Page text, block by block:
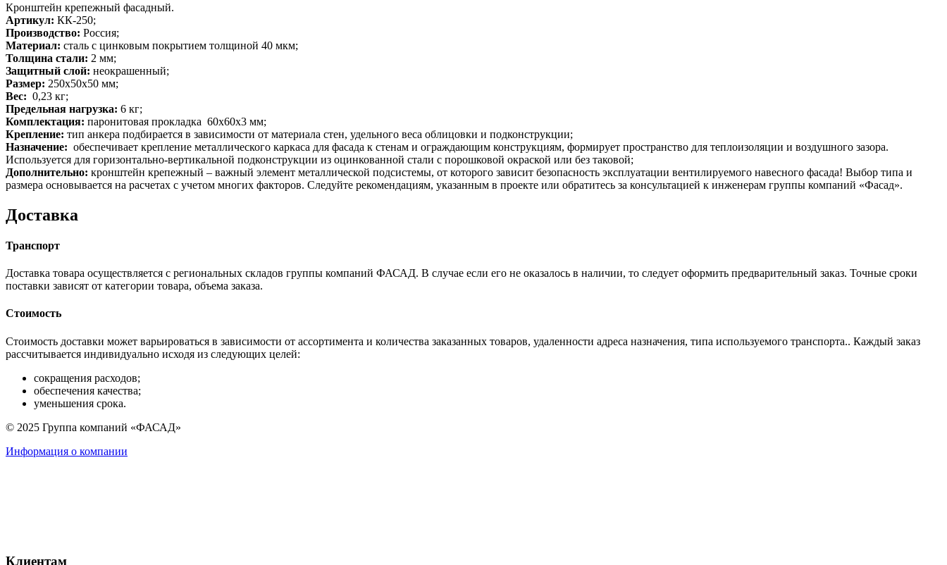
Кронштейн крепежный фасадный.
Артикул: КК-250;
Производство: Россия;
Материал: сталь с цинковым покрытием толщиной 40 мкм;
Толщина стали: 2 мм;
Защитный слой: неокрашенный;
Размер: 250х50х50 мм;
Вес: 0,23 кг;
Предельная нагрузка: 6 кг;
Комплектация: паронитовая прокладка 60х60х3 мм;
Крепление: тип анкера подбирается в зависимости от материала стен, удельного веса облицовки и подконструкции;
Назначение: обеспечивает крепление металлического каркаса для фасада к стенам и ограждающим конструкциям, формирует пространство для теплоизоляции и воздушного зазора.
Используется для горизонтально-вертикальной подконструкции из оцинкованной стали с порошковой окраской или без таковой;
Дополнительно: кронштейн крепежный – важный элемент металлической подсистемы, от которого зависит безопасность эксплуатации вентилируемого навесного фасада! Выбор типа и
размера основывается на расчетах с учетом многих факторов. Следуйте рекомендациям, указанным в проекте или обратитесь за консультацией к инженерам группы компаний «Фасад».
Доставка
Транспорт
Доставка товара осуществляется с региональных складов группы компаний ФАСАД. В случае если его не оказалось в наличии, то следует оформить предварительный заказ. Точные сроки
поставки зависят от категории товара, объема заказа.
Стоимость
Стоимость доставки может варьироваться в зависимости от ассортимента и количества заказанных товаров, удаленности адреса назначения, типа используемого транспорта.. Каждый заказ
рассчитывается индивидуально исходя из следующих целей:
сокращения расходов;
обеспечения качества;
уменьшения срока.
© 2025 Группа компаний «ФАСАД»
Информация о компании
Клиентам